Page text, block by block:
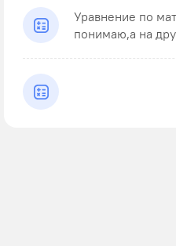
Уравнение по
понимаю,а на